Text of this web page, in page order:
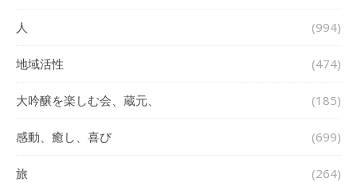
人 (994)
地域活性 (474)
大吟醸を楽しむ会、蔵元、 (185)
感動、癒し、喜び (699)
旅 (264)